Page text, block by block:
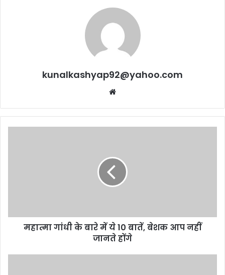
kunalkashyap92@yahoo.com
बेशक
महात्मा गांधी के बारे में ये 10 बातें, बेशक आप नहीं
जानते होंगे